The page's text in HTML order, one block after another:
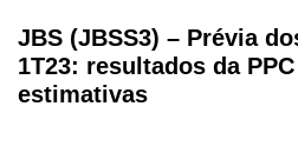
JBS (JBSS3) – Prévia
1T23: resultados da
estimativas